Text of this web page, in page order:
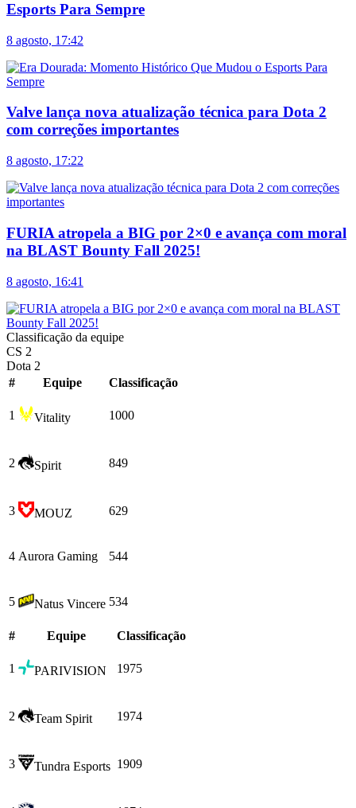
Esports Para Sempre
8 agosto, 17:42
Valve lança nova atualização técnica para Dota 2
com correções importantes
8 agosto, 17:22
FURIA atropela a BIG por 2×0 e avança com moral
na BLAST Bounty Fall 2025!
8 agosto, 16:41
Classificação da equipe
CS 2
Dota 2
#
Equipe Сlassificação
1 Vitality 1000
2 Spirit 849
3 MOUZ 629
4 Aurora Gaming 544
5 Natus Vincere 534
# Equipe Сlassificação
1 PARIVISION 1975
2 Team Spirit 1974
3 Tundra Esports 1909